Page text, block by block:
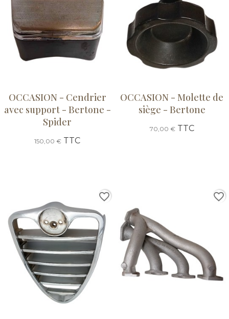
OCCASION - Cendrier
avec support - Bertone -
Spider
150,00 € TTC
OCCASION - Molette de
siège - Bertone
70,00 €TTC
favorite_border favorite_border